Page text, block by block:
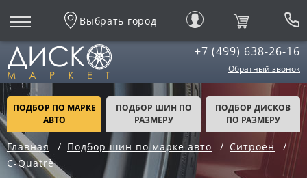
Выбрать город
+7 (499) 638-26-16
Обратный звонок
ПОДБОР ПО МАРКЕ
АВТО
ПОДБОР ШИН ПО
РАЗМЕРУ
ПОДБОР ДИСКОВ
ПО РАЗМЕРУ
Главная Подбор шин по марке авто
Ситроен
C-Quatrè